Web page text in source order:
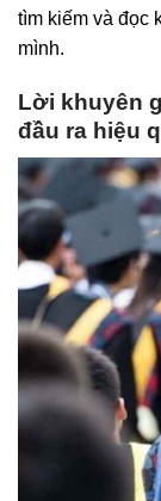
tìm kiếm và đọc
mình.
Lời khuyên
đầu ra hiệu